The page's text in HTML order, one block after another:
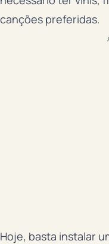
canções preferidas.
Hoje, basta instalar